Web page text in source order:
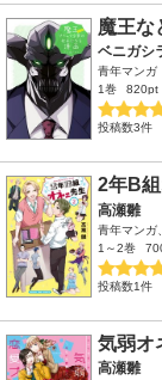
魔王な
ベニガシ
青年マンガ
1巻
820pt
投稿数3件
2年B
高瀬雛
青年マンガ
1～2巻
投稿数1件
気弱オ
高瀬雛